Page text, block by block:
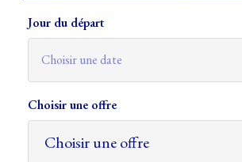
Jour du départ
Choisir une offre